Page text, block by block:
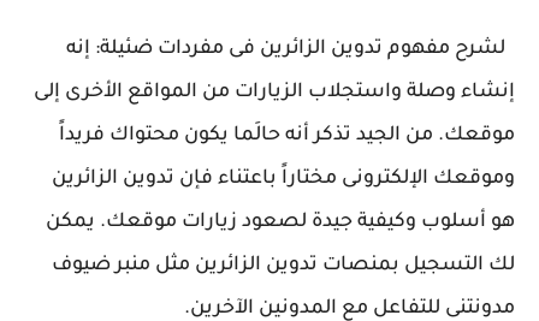
لشرح مفهوم تدوين الزائرين فى مفردات ضئيلة: إنه
إنشاء وصلة واستجلاب الزيارات من المواقع الأخرى إلى
موقعك. من الجيد تذكر أنه حالَما يكون محتواك فريداً
وموقعك الإلكترونى مختاراً باعتناء فإن تدوين الزائرين
هو أسلوب وكيفية جيدة لصعود زيارات موقعك. يمكن
لك التسجيل بمنصات تدوين الزائرين مثل منبر ضيوف
مدونتنى للتفاعل مع المدونين الآخرين.